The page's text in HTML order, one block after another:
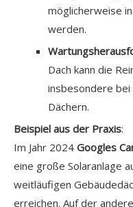
möglicherweise
werden.
Dach kann die
insbesondere
Dächern.
Beispiel aus der Praxis:
Im Jahr 2024 Googles
eine große Solaranlage
weitläufigen
erreichen. Auf der